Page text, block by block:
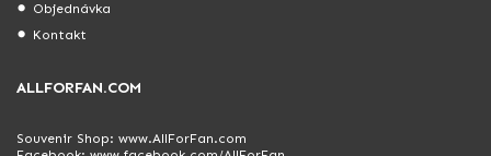
Objednávka
Kontakt
ALLFORFAN.COM
Souvenir Shop: www.AllForFan.com